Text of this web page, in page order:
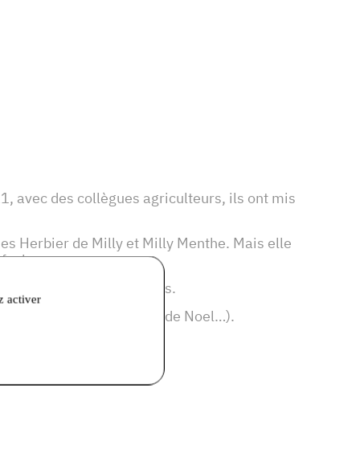
avec des collègues agriculteurs, ils ont mis
Herbier de Milly et Milly Menthe. Mais elle
en vrac pour les infusions.
ruraux, marché de Noel…).
activer